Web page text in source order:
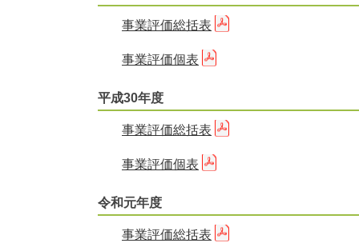
事業評価総括表
事業評価個表
平成30年度
事業評価総括表
事業評価個表
令和元年度
事業評価総括表